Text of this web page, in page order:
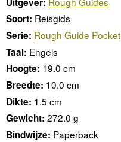
Soort: Reisgids
Serie: Rough Guide Pocket
Taal: Engels
Hoogte: 19.0 cm
Breedte: 10.0 cm
Dikte: 1.5 cm
Gewicht: 272.0 g
Bindwijze: Paperback